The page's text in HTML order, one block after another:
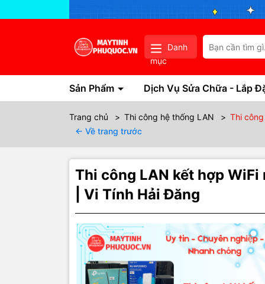
Danh
mục
Sản Phẩm Dịch Vụ Sửa Chữa - Lắp
Trang chủ > Thi công hệ thống LAN > Thi
← Về trang trước
Thi công LAN kết hợp
| Vi Tính Hải Đăng